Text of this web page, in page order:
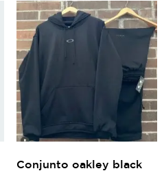
Conjunto oakley black